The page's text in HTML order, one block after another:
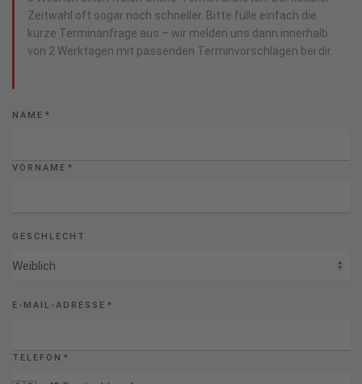
Zeitwahl oft sogar noch schneller. Bitte fülle einfach die
kurze Terminanfrage aus – wir melden uns dann innerhalb
von 2 Werktagen mit passenden Terminvorschlägen bei dir.
NAME *
VORNAME *
GESCHLECHT
E-MAIL-ADRESSE *
TELEFON *